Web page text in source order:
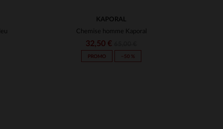
KAPORAL
Chemise homme Kaporal
32,50 €
PROMO −50 %